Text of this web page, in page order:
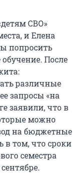
СВО»
и Елена
попросить
обучение. После
различные
запросы «на
заявили, что в
можно
на бюджетные
в том, что сроки
семестра